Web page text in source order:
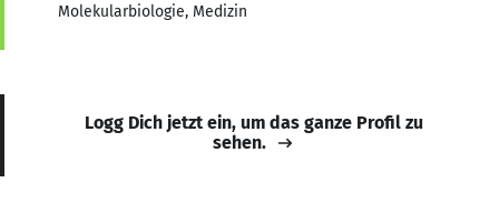
Molekularbiologie, Medizin
Logg Dich jetzt ein, um das ganze Profil zu
sehen.